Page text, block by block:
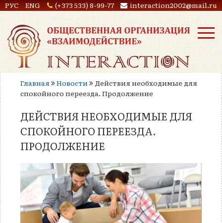
РУС ENG (+373 533) 8-99-77 interaction2002@mail.ru
Главная Новости
Действия необходимые для
спокойного переезда. Продолжение
ДЕЙСТВИЯ НЕОБХОДИМЫЕ ДЛЯ
СПОКОЙНОГО ПЕРЕЕЗДА.
ПРОДОЛЖЕНИЕ